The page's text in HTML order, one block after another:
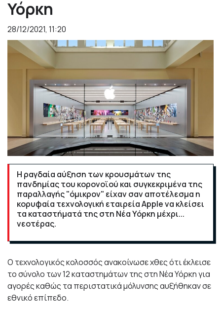
Υόρκη
28/12/2021, 11:20
Η ραγδαία αύξηση των κρουσμάτων της
πανδημίας του κορονοϊού και συγκεκριμένα της
παραλλαγής "όμικρον" είχαν σαν αποτέλεσμα η
κορυφαία τεχνολογική εταιρεία Apple να κλείσει
τα καταστήματά της στη Νέα Υόρκη μέχρι...
νεοτέρας.
Ο τεχνολογικός κολοσσός ανακοίνωσε χθες ότι έκλεισε
το σύνολο των 12 καταστημάτων της στη Νέα Υόρκη για
αγορές καθώς τα περιστατικά μόλυνσης αυξήθηκαν σε
εθνικό επίπεδο.